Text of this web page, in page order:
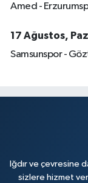
Amed -
17 Ağustos,
Samsunspor -
Iğdır ve çevresine
sizlere hizmet